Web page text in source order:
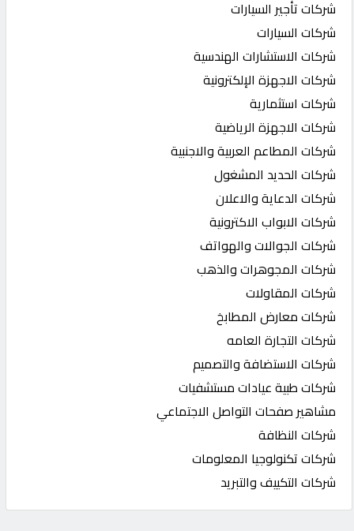
شركات تأجير السيارات
شركات السيارات
شركات الاستشارات الهندسية
شركات الاجهزة الإلكترونية
شركات استثمارية
شركات الاجهزة الرياضية
شركات المطاعم العربية والاجنبية
شركات الحديد المشغول
شركات الدعاية والاعلان
شركات الابواب الاكترونية
شركات الجوالات والهواتف
شركات المجوهرات والذهب
شركات المقاولات
شركات معارض المطابخ
شركات التجارة العامه
شركات الاستضافة والتصميم
شركات طبية عيادات مستشفيات
مشاهير صفحات التواصل الاجتماعي
شركات النظافة
شركات تكنولوجيا المعلومات
شركات التكييف والتبريد